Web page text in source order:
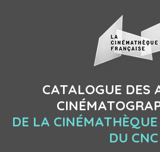
CATALOGUE DES
DE LA
DU CNC